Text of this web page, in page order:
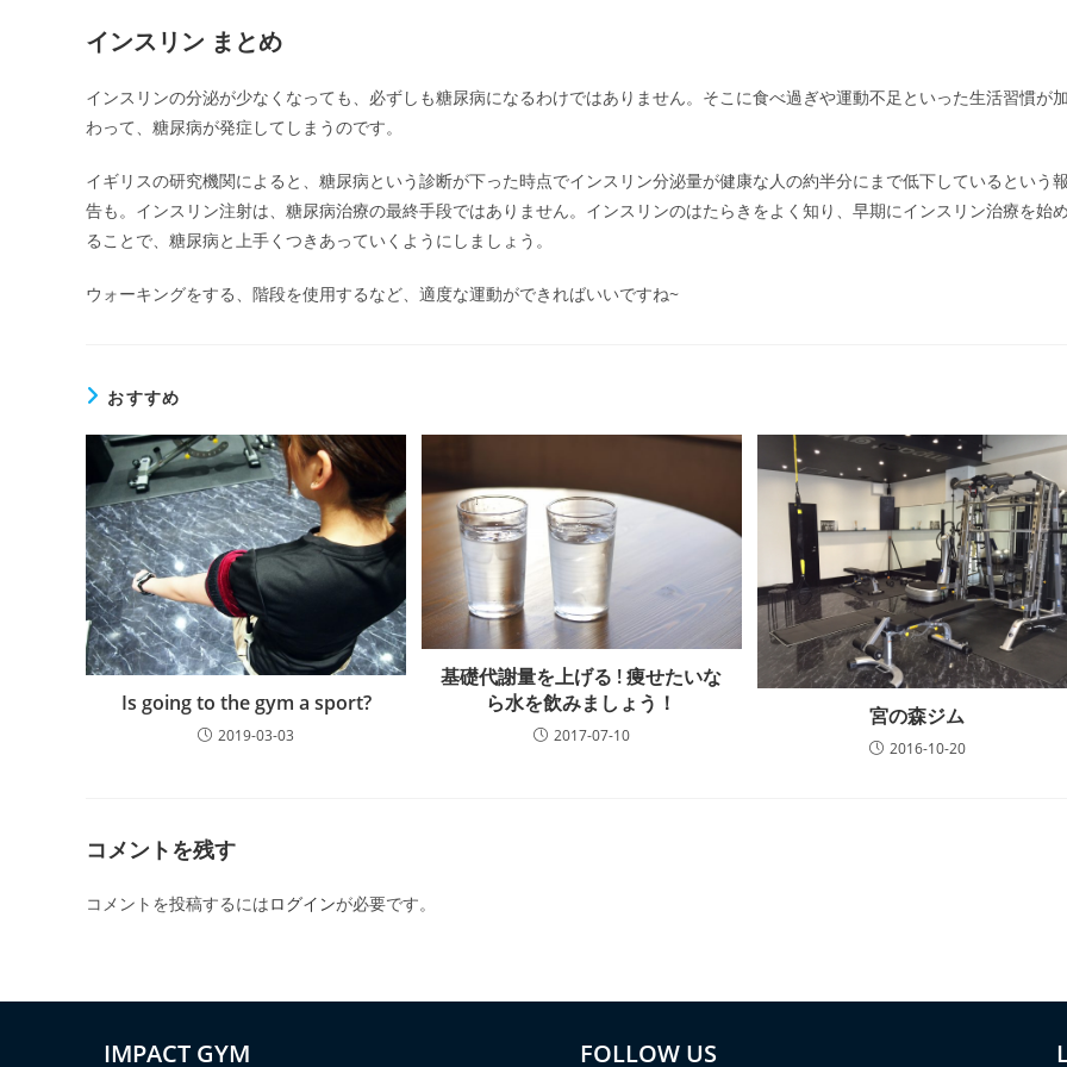
インスリン まとめ
インスリンの分泌が少なくなっても、必ずしも糖尿病になるわけではありません。そこに食べ過ぎや運動不足といった生活習慣が加
わって、糖尿病が発症してしまうのです。
イギリスの研究機関によると、糖尿病という診断が下った時点でインスリン分泌量が健康な人の約半分にまで低下しているという報
告も。インスリン注射は、糖尿病治療の最終手段ではありません。インスリンのはたらきをよく知り、早期にインスリン治療を始め
ることで、糖尿病と上手くつきあっていくようにしましょう。
ウォーキングをする、階段を使用するなど、適度な運動ができればいいですね~
おすすめ
Is going to the gym a sport?
2019-03-03
基礎代謝量を上げる ! 痩せたいな
ら水を飲みましょう！
2017-07-10
宮の森ジム
2016-10-20
コメントを残す
コメントを投稿するにはログインが必要です。
IMPACT GYM FOLLOW US